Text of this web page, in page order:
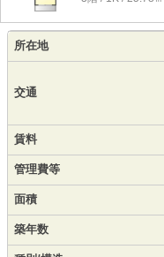
所在地
交通
賃料
管理費等
面積
築年数